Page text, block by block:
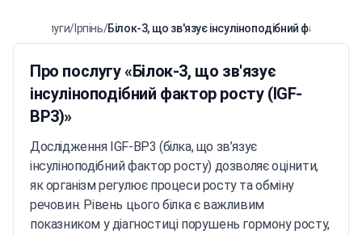
послуги/Ірпінь/Білок-3, що зв'язує інсуліноподібний фактор
Про послугу «Білок-3, що зв'язує
інсуліноподібний фактор росту (IGF-
BP3)»
Дослідження IGF-BP3 (білка, що зв’язує
інсуліноподібний фактор росту) дозволяє оцінити,
як організм регулює процеси росту та обміну
речовин. Рівень цього білка є важливим
показником у діагностиці порушень гормону росту,